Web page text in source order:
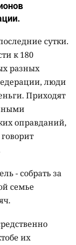
сутки.
к 180
разных
люди
Приходят
оправданий,
- собрать за
семье
их